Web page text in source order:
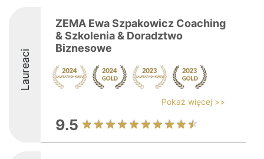
Laureaci
ZEMA Ewa Szpakowicz Coaching
& Szkolenia & Doradztwo
Biznesowe
Pokaż więcej >>
9.5